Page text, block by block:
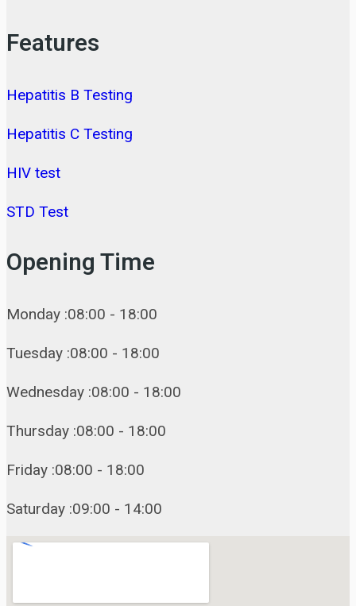
Features
Hepatitis B Testing
Hepatitis C Testing
HIV test
STD Test
Opening Time
Monday :08:00 - 18:00
Tuesday :08:00 - 18:00
Wednesday :08:00 - 18:00
Thursday :08:00 - 18:00
Friday :08:00 - 18:00
Saturday :09:00 - 14:00